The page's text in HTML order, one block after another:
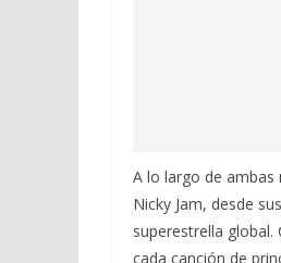
A lo largo de ambas
Nicky Jam, desde
superestrella
cada canción de